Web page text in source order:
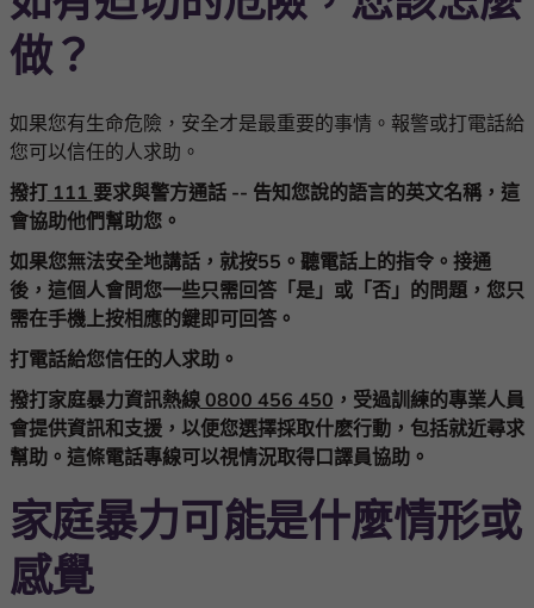
做？
如果您有生命危險，安全才是最重要的事情。報警或打電話給
您可以信任的人求助。
撥打111 要求與警方通話 -- 告知您說的語言的英文名稱，這
會協助他們幫助您。
如果您無法安全地講話，就按55 。聽電話上的指令。接通
後，這個人會問您一些只需回答「是」或「否」的問題，您只
需在手機上按相應的鍵即可回答。
打電話給您信任的人求助。
撥打家庭暴力資訊熱線0800 456 450 ，受過訓練的專業人員
會提供資訊和支援，以便您選擇採取什麽行動，包括就近尋求
幫助。這條電話專線可以視情況取得口譯員協助。
家庭暴力可能是什麼情形或
感覺